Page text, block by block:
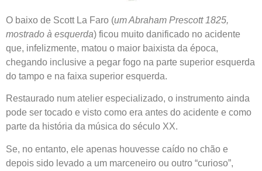
O baixo de Scott La Faro (um Abraham Prescott 1825,
mostrado à esquerda) ficou muito danificado no acidente
que, infelizmente, matou o maior baixista da época,
chegando inclusive a pegar fogo na parte superior esquerda
do tampo e na faixa superior esquerda.
Restaurado num atelier especializado, o instrumento ainda
pode ser tocado e visto como era antes do acidente e como
parte da história da música do século XX.
Se, no entanto, ele apenas houvesse caído no chão e
depois sido levado a um marceneiro ou outro “curioso”,